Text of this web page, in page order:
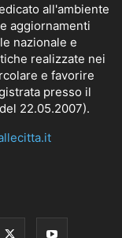
all'ambiente
aggiornamenti
nazionale e
realizzate nei
e favorire
presso il
22.05.2007).